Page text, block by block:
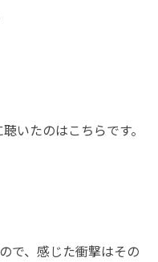
いたのはこちらです。
で、感じた衝撃はその